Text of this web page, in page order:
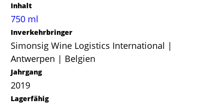
Inhalt
750 ml
Inverkehrbringer
Simonsig Wine Logistics International |
Antwerpen | Belgien
Jahrgang
2019
Lagerfähig